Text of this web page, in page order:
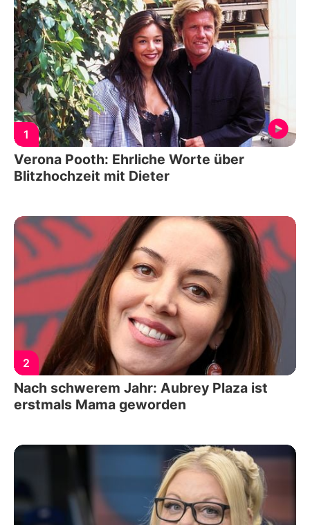
1
Verona Pooth: Ehrliche Worte über
Blitzhochzeit mit Dieter
2
Nach schwerem Jahr: Aubrey Plaza ist
erstmals Mama geworden